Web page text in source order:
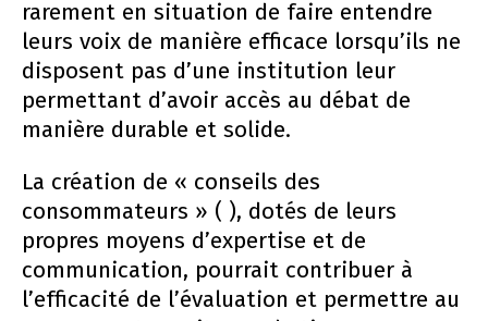
rarement en situation de faire entendre
leurs voix de manière efficace lorsqu’ils ne
disposent pas d’une institution leur
permettant d’avoir accès au débat de
manière durable et solide.
La création de « conseils des
consommateurs » ( ), dotés de leurs
propres moyens d’expertise et de
communication, pourrait contribuer à
l’efficacité de l’évaluation et permettre au